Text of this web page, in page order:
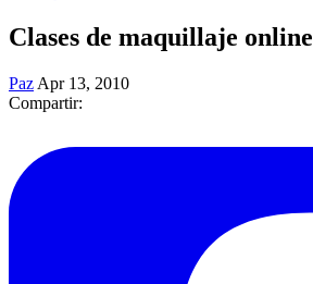
Clases de maquillaje online
Paz Apr 13, 2010
Compartir: